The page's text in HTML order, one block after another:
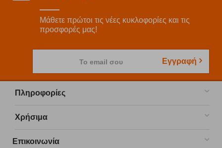
Μάθετε πρώτοι τις νέες κυκλοφορίες και τις
προσφορές μας!
Το email σου Εγγραφή
Πληροφορίες
Χρήσιμα
Επικοινωνία